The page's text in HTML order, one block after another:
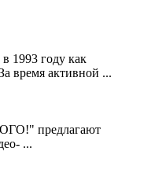
1993 году как
время активной ...
предлагают
...